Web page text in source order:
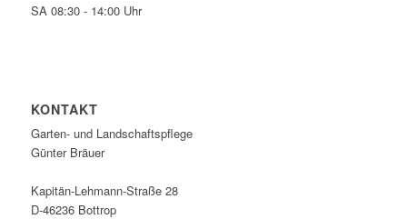
SA 08:30 - 14:00 Uhr
KONTAKT
Garten- und Landschaftspflege
Günter Bräuer
Kapitän-Lehmann-Straße 28
D-46236 Bottrop